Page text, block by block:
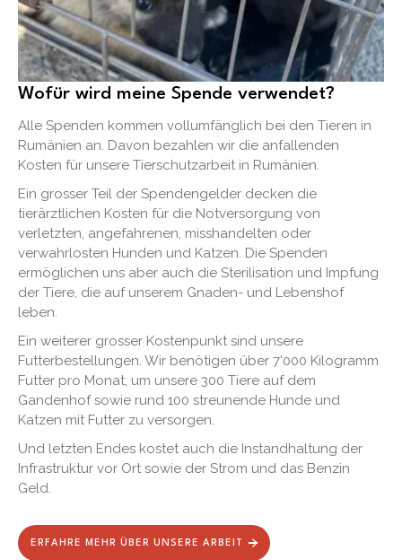
Wofür wird meine Spende verwendet?
Alle Spenden kommen vollumfänglich bei den Tieren in
Rumänien an. Davon bezahlen wir die anfallenden
Kosten für unsere Tierschutzarbeit in Rumänien.
Ein grosser Teil der Spendengelder decken die
tierärztlichen Kosten für die Notversorgung von
verletzten, angefahrenen, misshandelten oder
verwahrlosten Hunden und Katzen. Die Spenden
ermöglichen uns aber auch die Sterilisation und Impfung
der Tiere, die auf unserem Gnaden- und Lebenshof
leben.
Ein weiterer grosser Kostenpunkt sind unsere
Futterbestellungen. Wir benötigen über 7'000 Kilogramm
Futter pro Monat, um unsere 300 Tiere auf dem
Gandenhof sowie rund 100 streunende Hunde und
Katzen mit Futter zu versorgen.
Und letzten Endes kostet auch die Instandhaltung der
Infrastruktur vor Ort sowie der Strom und das Benzin
Geld.
ERFAHRE MEHR ÜBER UNSERE ARBEIT